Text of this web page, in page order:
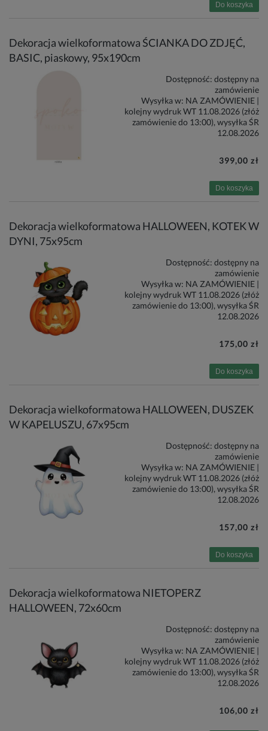
Do koszyka
Dekoracja wielkoformatowa ŚCIANKA DO ZDJĘĆ,
BASIC, piaskowy, 95x190cm
Dostępność: dostępny na
zamówienie
Wysyłka w: NA ZAMÓWIENIE |
kolejny wydruk WT 11.08.2026 (złóż
zamówienie do 13:00), wysyłka ŚR
12.08.2026
399,00 zł
Do koszyka
Dekoracja wielkoformatowa HALLOWEEN, KOTEK W
DYNI, 75x95cm
Dostępność: dostępny na
zamówienie
Wysyłka w: NA ZAMÓWIENIE |
kolejny wydruk WT 11.08.2026 (złóż
zamówienie do 13:00), wysyłka ŚR
12.08.2026
175,00 zł
Do koszyka
Dekoracja wielkoformatowa HALLOWEEN, DUSZEK
W KAPELUSZU, 67x95cm
Dostępność: dostępny na
zamówienie
Wysyłka w: NA ZAMÓWIENIE |
kolejny wydruk WT 11.08.2026 (złóż
zamówienie do 13:00), wysyłka ŚR
12.08.2026
157,00 zł
Do koszyka
Dekoracja wielkoformatowa NIETOPERZ
HALLOWEEN, 72x60cm
Dostępność: dostępny na
zamówienie
Wysyłka w: NA ZAMÓWIENIE |
kolejny wydruk WT 11.08.2026 (złóż
zamówienie do 13:00), wysyłka ŚR
12.08.2026
106,00 zł